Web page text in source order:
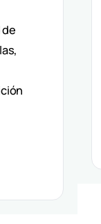
Y
Y